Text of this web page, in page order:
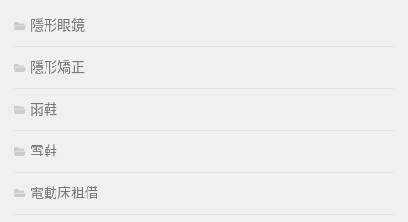
隱形眼鏡
隱形矯正
雨鞋
雪鞋
電動床租借